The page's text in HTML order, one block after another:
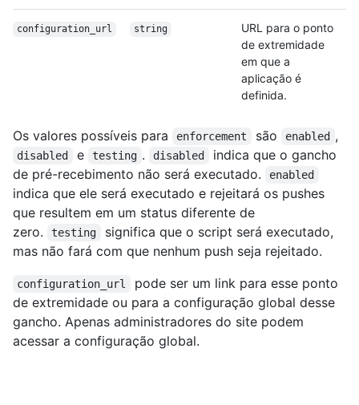
configuration_url string
URL para o ponto
de extremidade
em que a
aplicação é
definida.
Os valores possíveis para enforcement são enabled ,
disabled e testing . disabled
indica que o gancho
de pré-recebimento não será executado.
enabled
indica que ele será executado e rejeitará os pushes
que resultem em um status diferente de
zero.
testing
significa que o script será executado,
mas não fará com que nenhum push seja rejeitado.
configuration_url
pode ser um link para esse ponto
de extremidade ou para a configuração global desse
gancho. Apenas administradores do site podem
acessar a configuração global.